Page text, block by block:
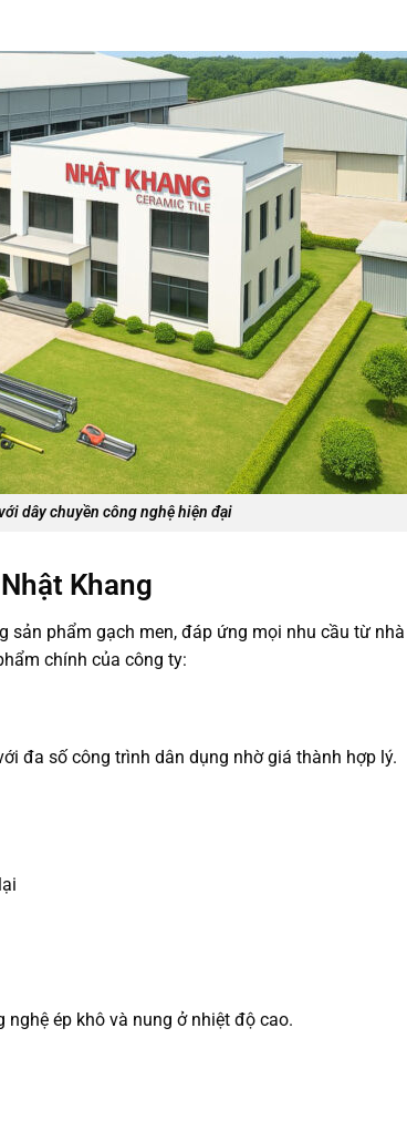
dây chuyền công nghệ hiện đại
Khang
sản phẩm gạch men, đáp ứng mọi nhu cầu từ
chính của công ty:
đa số công trình dân dụng nhờ giá thành hợp lý.
ép khô và nung ở nhiệt độ cao.